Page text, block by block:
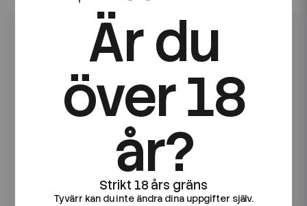
Är du
över 18
år?
Tyvärr kan du inte ändra dina uppgifter själv.